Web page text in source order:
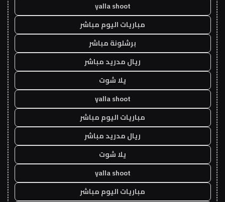
yalla shoot
مباريات اليوم مباشر
برشلونة مباشر
ريال مدريد مباشر
يلا شوت
yalla shoot
مباريات اليوم مباشر
ريال مدريد مباشر
يلا شوت
yalla shoot
مباريات اليوم مباشر